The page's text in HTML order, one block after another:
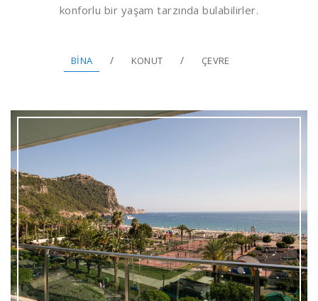
konforlu bir yaşam tarzında bulabilirler.
BINA KONUT ÇEVRE